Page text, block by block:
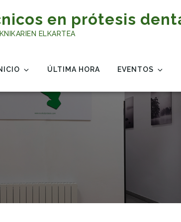
en prótesis
ELKARTEA
ÚLTIMA HORA EVENTOS